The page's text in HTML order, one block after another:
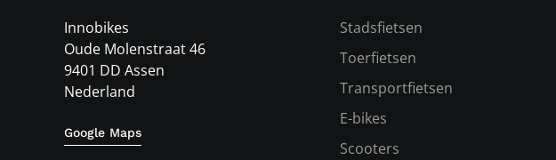
Innobikes
Oude Molenstraat 46
9401 DD Assen
Nederland
Google Maps
Stadsfietsen
Toerfietsen
Transportfietsen
E-bikes
Scooters